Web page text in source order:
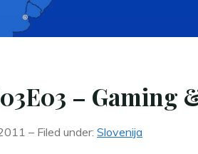
– Gaming
– Filed under: Slovenija